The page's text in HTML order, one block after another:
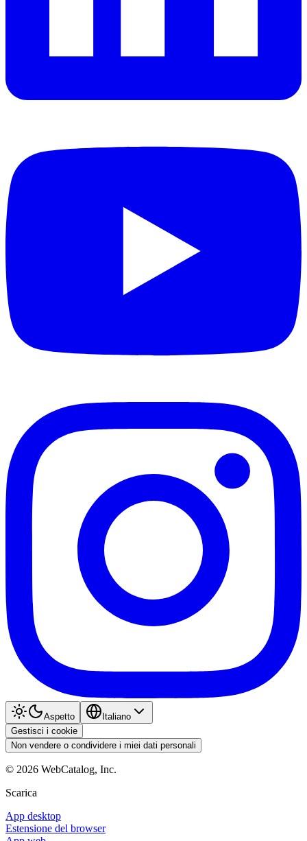
Aspetto
Italiano
Gestisci i cookie
Non vendere o condividere i miei dati personali
© 2026 WebCatalog, Inc.
Scarica
App desktop
Estensione del browser